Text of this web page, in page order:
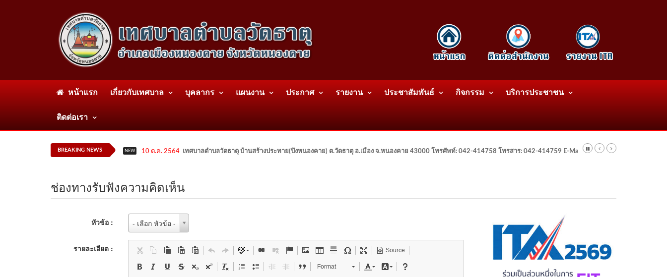
หน้าแรก เกี่ยวกับเทศบาล บุคลากร แผนงาน ประกาศ รายงาน ประชาสัมพันธ์ กิจกรรม บริการประชาชน
ติดต่อเรา
BREAKING NEWS NEW 10 ต.ค. 2564 เทศบาลตำบลวัดธาตุ บ้านสร้างประทาย(บึงหนองคาย) ต.วัดธาตุ อ.เมือง จ.หนองคาย 43000 โทรศัพท์: 042-414758 โทรสาร: 042-414759 E-Mail: wattatnk@gmail.com
ช่องทางรับฟังความคิดเห็น
หัวข้อ : - เลือก หัวข้อ -
หัวข้อ
:
รายละเอียด :
Source
Format